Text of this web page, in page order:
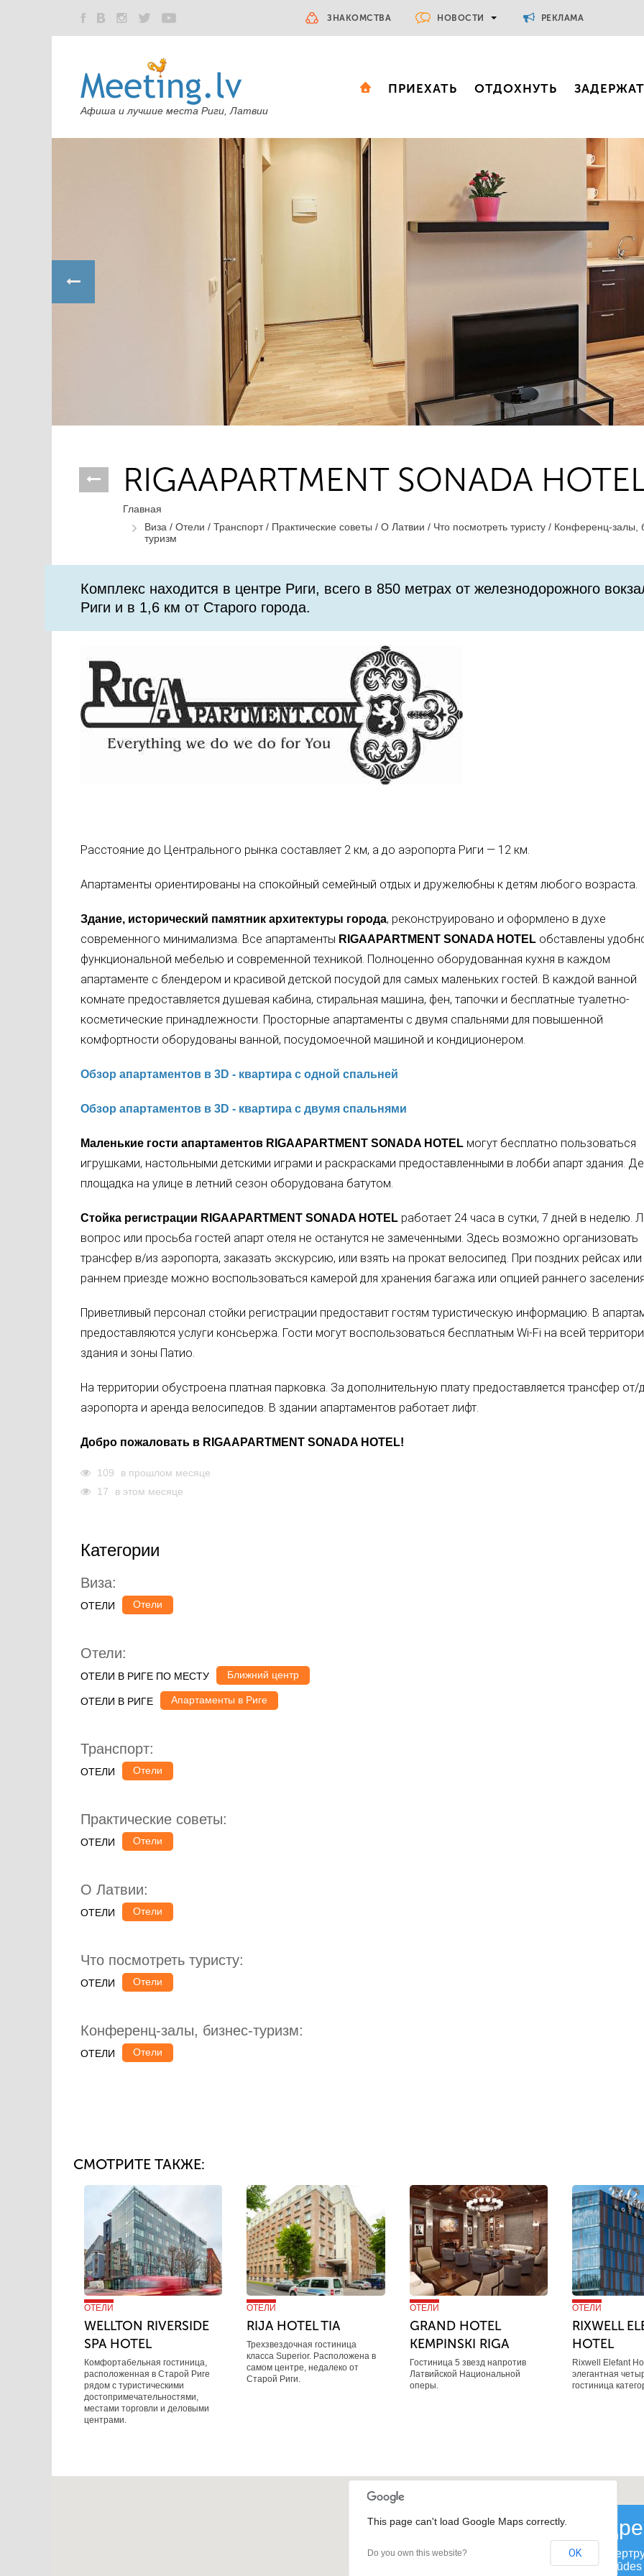
ЗНАКОМСТВА НОВОСТИ РЕКЛАМА
Афиша и лучшие места Риги, Латвии
ПРИЕХАТЬ ОТДОХНУТЬ
RIGAAPARTMENT SONADA
Главная
Виза / Отели / Транспорт / Практические советы / О Латвии / Что посмотреть туристу / Конференц-залы,
туризм
Комплекс находится в центре Риги, всего в 850 метрах от железнодорожного
Риги и в 1,6 км от Старого города.
Расстояние до Центрального рынка составляет 2 км, а до аэропорта Риги — 12 км.
Апартаменты ориентированы на спокойный семейный отдых и дружелюбны к детям любого возраста.
Здание, исторический памятник архитектуры города, реконструировано и оформлено в духе
современного минимализма. Все апартаменты RIGAAPARTMENT SONADA HOTEL обставлены
функциональной мебелью и современной техникой. Полноценно оборудованная кухня в каждом
апартаменте с блендером и красивой детской посудой для самых маленьких гостей. В каждой ванной
комнате предоставляется душевая кабина, стиральная машина, фен, тапочки и бесплатные туалетно-
косметические принадлежности. Просторные апартаменты с двумя спальнями для повышенной
комфортности оборудованы ванной, посудомоечной машиной и кондиционером.
Обзор апартаментов в 3D - квартира с одной спальней
Обзор апартаментов в 3D - квартира с двумя спальнями
Маленькие гости апартаментов RIGAAPARTMENT SONADA HOTEL могут бесплатно пользоваться
игрушками, настольными детскими играми и раскрасками предоставленными в лобби апарт здания.
площадка на улице в летний сезон оборудована батутом.
Стойка регистрации RIGAAPARTMENT SONADA HOTEL работает 24 часа в сутки, 7 дней в неделю.
вопрос или просьба гостей апарт отеля не останутся не замеченными. Здесь возможно организовать
трансфер в/из аэропорта, заказать экскурсию, или взять на прокат велосипед. При поздних рейсах или
раннем приезде можно воспользоваться камерой для хранения багажа или опцией раннего
Приветливый персонал стойки регистрации предоставит гостям туристическую информацию. В
предоставляются услуги консьержа. Гости могут воспользоваться бесплатным Wi-Fi на всей
здания и зоны Патио.
На территории обустроена платная парковка . За дополнительную плату предоставляется трансфер от/
аэропорта и аренда велосипедов. В здании апартаментов работает лифт.
Добро пожаловать в RIGAAPARTMENT SONADA HOTEL!
109
в прошлом месяце
17
в этом месяце
Категории
Виза:
ОТЕЛИ Отели
Отели:
ОТЕЛИ В РИГЕ ПО МЕСТУ Ближний центр
ОТЕЛИ В РИГЕ Апартаменты в Риге
Транспорт:
ОТЕЛИ Отели
Практические советы:
ОТЕЛИ Отели
О Латвии:
ОТЕЛИ Отели
Что посмотреть туристу:
ОТЕЛИ Отели
Конференц-залы, бизнес-туризм:
ОТЕЛИ Отели
СМОТРИТЕ ТАКЖЕ:
ОТЕЛИ
WELLTON RIVERSIDE
SPA HOTEL
Комфортабельная гостиница,
расположенная в Старой Риге
рядом с туристическими
достопримечательностями,
местами торговли и деловыми
центрами.
ОТЕЛИ
RIJA HOTEL TIA
Трехзвездочная гостиница
класса Superior. Расположена в
самом центре, недалеко от
Старой Риги.
ОТЕЛИ
GRAND HOTEL
KEMPINSKI RIGA
Гостиница 5 звезд напротив
Латвийской Национальной
оперы.
ОТЕЛИ
RIXWELL
HOTEL
Rixwell Elefant
элегантная
гостиница
This page can't load Google Maps correctly.
Do you own this website? OK
ул.